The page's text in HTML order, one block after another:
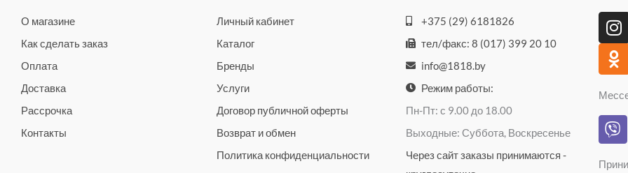
О магазине
Как сделать заказ
Оплата
Доставка
Рассрочка
Контакты
Личный кабинет
Каталог
Бренды
Услуги
Договор публичной оферты
Возврат и обмен
Политика конфиденциальности
+375 (29) 6181826
тел/факс: 8 (017) 399 20 10
info@1818.by
Режим работы:
Пн-Пт: с 9.00 до 18.00
Выходные: Суббота, Воскресенье
Через сайт заказы принимаются -
I
n
s
t
a
r
a
m
O
d
n
o
k
a
s
s
V
i